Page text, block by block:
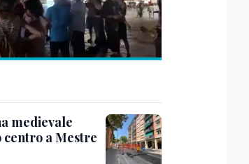
medievale
centro a Mestre